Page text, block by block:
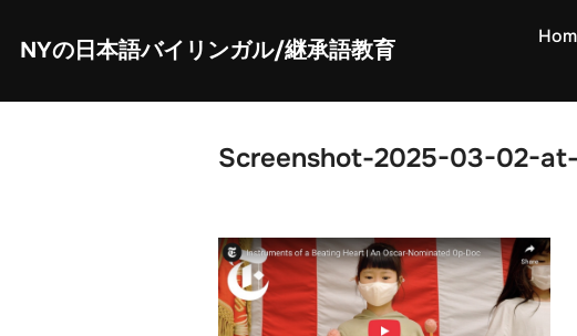
content
NYの日本語バイリンガル/継承語教育
Screenshot-2025-03-02-